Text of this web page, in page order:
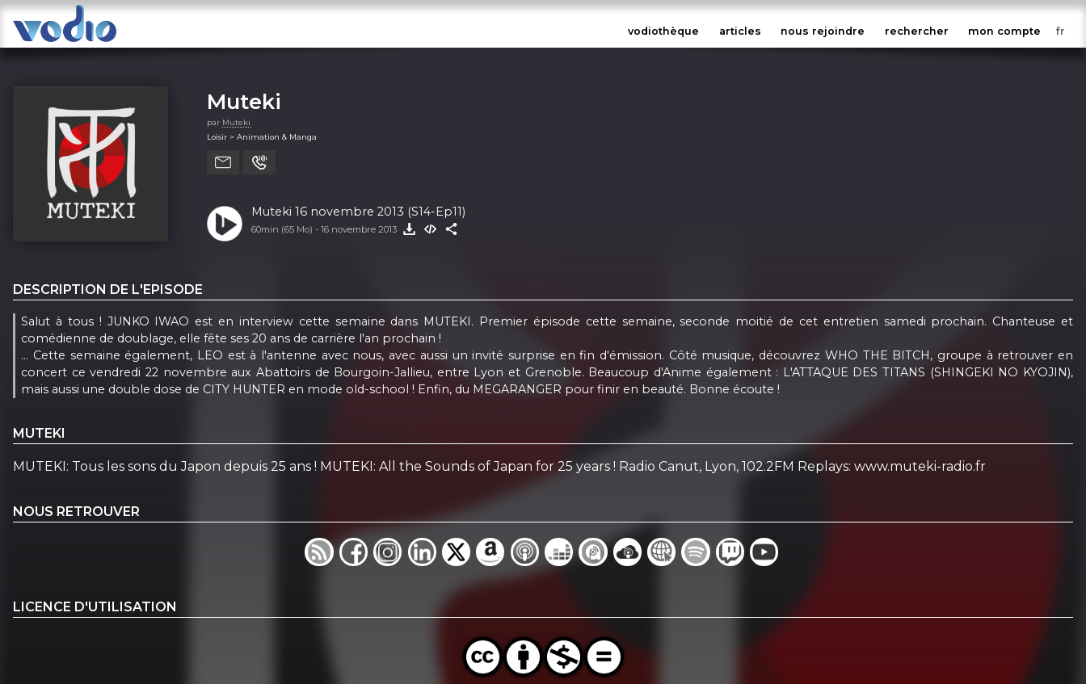
vodiothèque articles nous rejoindre rechercher mon compte
Muteki
par Muteki
Loisir > Animation & Manga
Muteki 16 novembre 2013 (S14-Ep11)
60min (65 Mo) - 16 novembre 2013
DESCRIPTION DE L'EPISODE
Salut à tous ! JUNKO IWAO est en interview cette semaine dans MUTEKI. Premier épisode cette semaine, seconde moitié de cet entretien samedi prochain. Chanteuse et
comédienne de doublage, elle fête ses 20 ans de carrière l'an prochain !
… Cette semaine également, LEO est à l'antenne avec nous, avec aussi un invité surprise en fin d'émission. Côté musique, découvrez WHO THE BITCH, groupe à retrouver en
concert ce vendredi 22 novembre aux Abattoirs de Bourgoin-Jallieu, entre Lyon et Grenoble. Beaucoup d'Anime également : L'ATTAQUE DES TITANS (SHINGEKI NO KYOJIN),
mais aussi une double dose de CITY HUNTER en mode old-school ! Enfin, du MEGARANGER pour finir en beauté. Bonne écoute !
MUTEKI
MUTEKI: Tous les sons du Japon depuis 25 ans ! MUTEKI: All the Sounds of Japan for 25 years ! Radio Canut, Lyon, 102.2FM Replays: www.muteki-radio.fr
NOUS RETROUVER
LICENCE D'UTILISATION